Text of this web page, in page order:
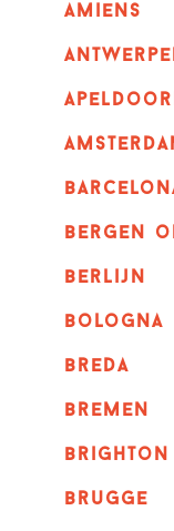
amiens
bergen
berlijn
bologna
breda
bremen
brighton
brugge